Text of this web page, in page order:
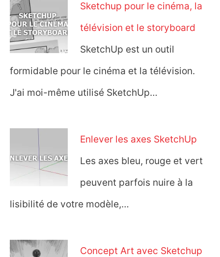
Sketchup pour le cinéma, la
télévision et le storyboard
SketchUp est un outil
formidable pour le cinéma et la télévision.
J'ai moi-même utilisé SketchUp…
Enlever les axes SketchUp
Les axes bleu, rouge et vert
peuvent parfois nuire à la
lisibilité de votre modèle,…
Concept Art avec Sketchup